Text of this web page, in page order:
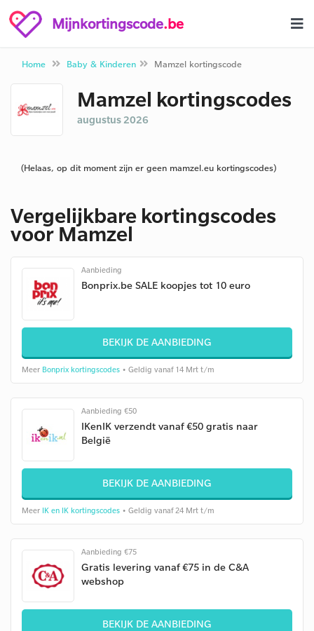
Mijnkortingscode.be
Home Baby & Kinderen Mamzel kortingscode
Mamzel kortingscodes
augustus 2026
(Helaas, op dit moment zijn er geen mamzel.eu kortingscodes)
Vergelijkbare kortingscodes
voor Mamzel
Aanbieding
Bonprix.be SALE koopjes tot 10 euro
BEKIJK DE AANBIEDING
Meer Bonprix kortingscodes • Geldig vanaf 14 Mrt t/m
Aanbieding €50
IKenIK verzendt vanaf €50 gratis naar
België
BEKIJK DE AANBIEDING
Meer IK en IK kortingscodes • Geldig vanaf 24 Mrt t/m
Aanbieding €75
Gratis levering vanaf €75 in de C&A
webshop
BEKIJK DE AANBIEDING